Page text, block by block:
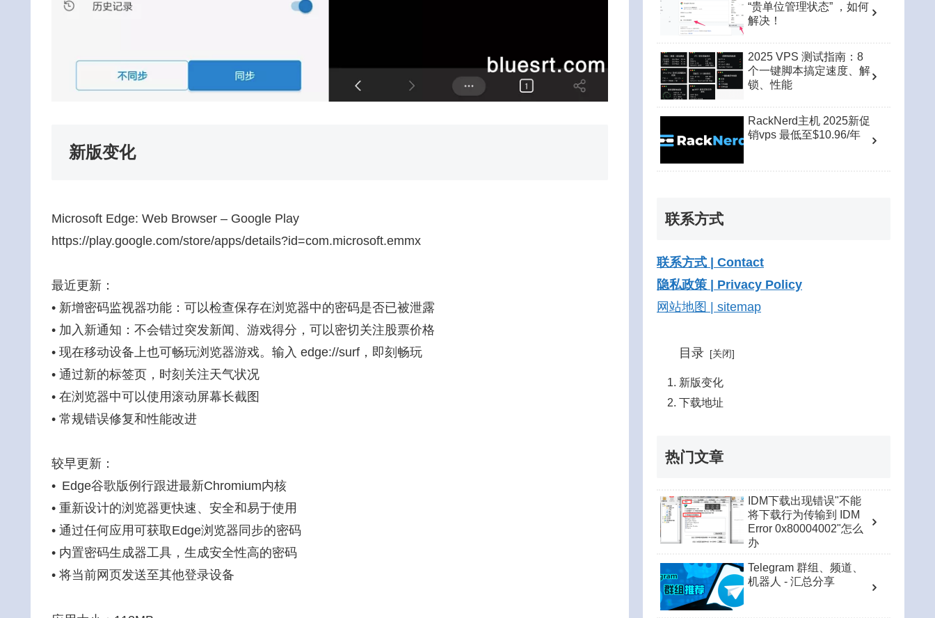
新版变化
Microsoft Edge: Web Browser – Google Play
https://play.google.com/store/apps/details?id=com.microsoft.emmx
最近更新：
• 新增密码监视器功能：可以检查保存在浏览器中的密码是否已被泄露
• 加入新通知：不会错过突发新闻、游戏得分，可以密切关注股票价格
• 现在移动设备上也可畅玩浏览器游戏。输入 edge://surf，即刻畅玩
• 通过新的标签页，时刻关注天气状况
• 在浏览器中可以使用滚动屏幕长截图
• 常规错误修复和性能改进
较早更新：
• Edge谷歌版例行跟进最新Chromium内核
• 重新设计的浏览器更快速、安全和易于使用
• 通过任何应用可获取Edge浏览器同步的密码
• 内置密码生成器工具，生成安全性高的密码
• 将当前网页发送至其他登录设备
“贵单位管理状态” ，如何
解决！
2025 VPS 测试指南：8
个一键脚本搞定速度、解
锁、性能
RackNerd主机 2025新促
销vps 最低至$10.96/年
联系方式
联系方式 | Contact
隐私政策 | Privacy Policy
网站地图 | sitemap
目录
新版变化
下载地址
热门文章
IDM下载出现错误"不能
将下载行为传输到 IDM
Error 0x80004002"怎么
办
Telegram 群组、频道、
机器人 - 汇总分享